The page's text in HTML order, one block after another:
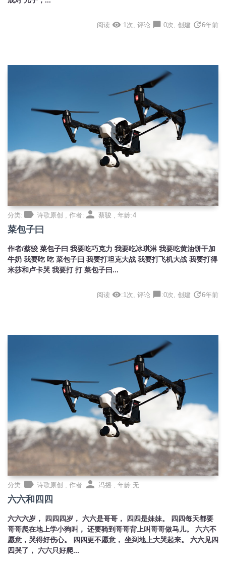
阅读 visibility:1次, 评论 chat_bubble:0次, 创建 update6年前
分类: label 诗歌原创 , 作者: person 蔡骏 , 年龄:4
菜包子曰
作者/蔡骏 菜包子曰 我要吃巧克力 我要吃冰琪淋 我要吃黄油饼干加
牛奶 我要吃 吃 菜包子曰 我要打坦克大战 我要打飞机大战 我要打得
米莎和卢卡哭 我要打 打 菜包子曰...
阅读 visibility:1次, 评论 chat_bubble:0次, 创建 update6年前
分类: label 诗歌原创 , 作者: person 冯摇 , 年龄:无
六六和四四
六六六岁， 四四四岁， 六六是哥哥， 四四是妹妹。 四四每天都要
哥哥爬在地上学小狗叫， 还要骑到哥哥背上叫哥哥做马儿。 六六不
愿意，哭得好伤心。 四四更不愿意， 坐到地上大哭起来。 六六见四
四哭了， 六六只好爬...